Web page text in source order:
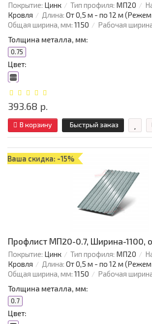
Покрытие: Цинк Тип профиля: МП20
Кровля
Длина: От 0,5 м - по 12 м (Режем
Общая ширина, мм: 1150 Рабочая
Толщина металла, мм:
0.75
Цвет:
393.68 р.
В корзину Быстрый заказ
Ваша скидка: -15%
Профлист МП20-0.7, Ширина-1100,
Покрытие: Цинк Тип профиля: МП20
Кровля
Длина: От 0,5 м - по 12 м (Режем
Общая ширина, мм: 1150 Рабочая
Толщина металла, мм:
0.7
Цвет: